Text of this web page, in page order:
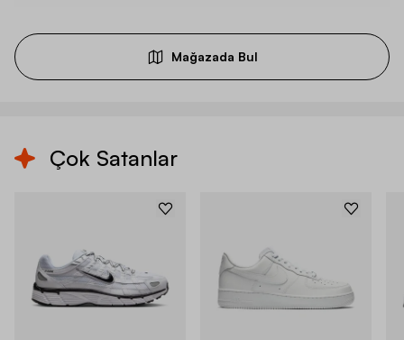
Mağazada Bul
Çok Satanlar